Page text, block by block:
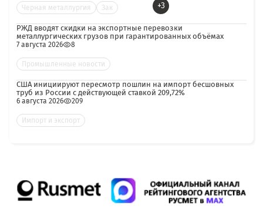
Черная металлургия Зак +3
РЖД вводят скидки на экспортные перевозки
металлургических грузов при гарантированных объёмах
7 августа 2026 8
Промышленные новости
США инициируют пересмотр пошлин на импорт бесшовных
труб из России с действующей ставкой 209,72%
6 августа 2026 209
Импорт и экспорт